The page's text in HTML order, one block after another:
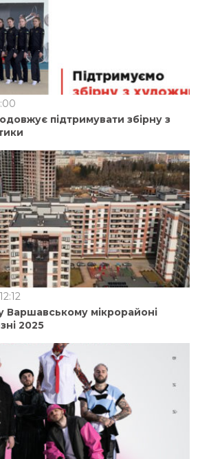
підтримувати збірну з
Варшавському мікрорайоні
2025